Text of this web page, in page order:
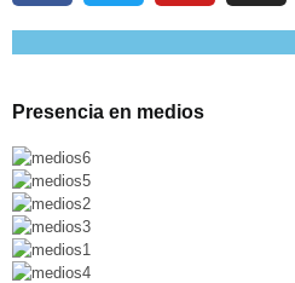
Presencia en medios